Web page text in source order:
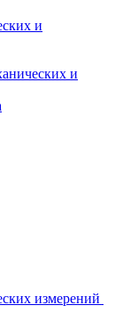
и
и
измерений